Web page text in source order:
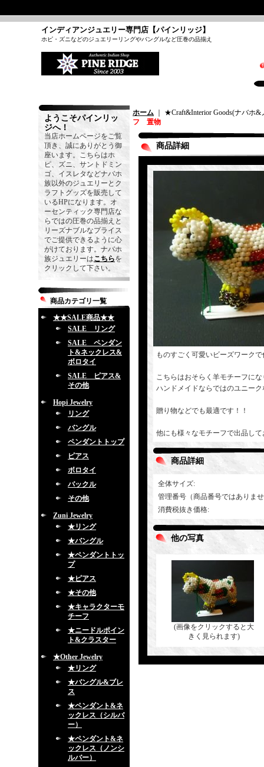
インディアンジュエリー専門店【パインリッジ】
ホピ・ズニなどのジュエリーリングやバングルなど圧巻の品揃え
ようこそパインリッ
ジへ！
当店ホームページをご覧
頂き、誠にありがとう御
座います。こちらはホ
ピ、ズニ、サントドミン
ゴ、イスレタなどナバホ
族以外のジュエリーとク
ラフトグッズを販売して
いるHPになります。オ
ーセンティック専門店な
らではの圧巻の品揃えと
リーズナブルなプライス
でご提供できるように心
がけております。ナバホ
族ジュエリーはこちらを
クリックして下さい。
商品カテゴリ一覧
★★SALE商品★★
SALE リング
SALE ペンダン
ト&ネックレス&
ボロタイ
SALE ピアス&
その他
Hopi Jewelry
リング
バングル
ペンダントトップ
ピアス
ボロタイ
バックル
その他
Zuni Jewelry
★リング
★バングル
★ペンダントトッ
プ
★ピアス
★その他
★キャラクターモ
チーフ
★ニードルポイン
ト&クラスター
★Other Jewelry
★リング
★バングル&ブレ
ス
★ペンダント&ネ
ックレス（シルバ
ー）
★ペンダント&ネ
ックレス（ノンシ
ルバー）
ホーム ｜ ★Craft&Interior Goods(ナバホ
フ 置物
商品詳細
ものすごく可愛いビーズワーク
こちらはおそらく羊モチーフに
ハンドメイドならではのユニー
贈り物などでも最適です！！
他にも様々なモチーフで出品し
商品詳細
全体サイズ:
管理番号（商品番号ではありま
消費税抜き価格:
他の写真
(画像をクリックすると大
きく見られます)